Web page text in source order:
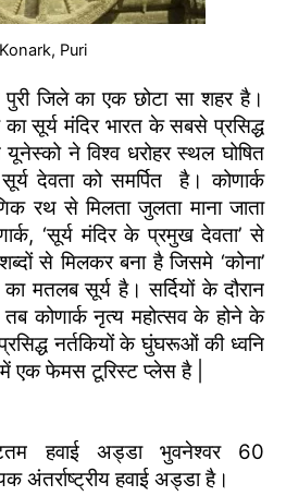
Konark, Puri
जिले का एक छोटा सा शहर है।
सूर्य मंदिर भारत के सबसे प्रसिद्ध
ने विश्व धरोहर स्थल घोषित
देवता को समर्पित है। कोणार्क
रथ से मिलता जुलता माना जाता
‘सूर्य मंदिर के प्रमुख देवता’ से
से मिलकर बना है जिसमे ‘कोना’
मतलब सूर्य है। सर्दियों के दौरान
कोणार्क नृत्य महोत्सव के होने के
नर्तकियों के घुंघरूओं की ध्वनि
एक फेमस टूरिस्ट प्लेस है |
हवाई अड्डा भुवनेश्वर 60
अंतर्राष्ट्रीय हवाई अड्डा है।